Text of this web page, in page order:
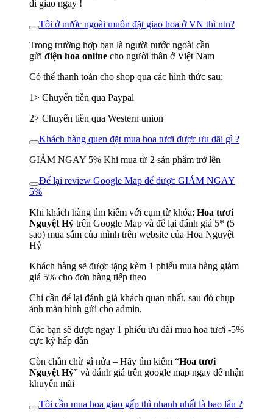
đi giao ngay !
Tôi ở nước ngoài muốn đặt giao hoa ở VN thì ntn?
Trong trường hợp bạn là người nước ngoài cần
gửi điện hoa online cho người thân ở Việt Nam
Có thể thanh toán cho shop qua các hình thức sau:
1> Chuyển tiền qua Paypal
2> Chuyển tiền qua Western union
Khách hàng quen đặt mua hoa tươi được ưu dãi gì ?
GIẢM NGAY 5% Khi mua từ 2 sản phẩm trở lên
Để lại review Google Map để được GIẢM NGAY
5%
Khi khách hàng tìm kiếm với cụm từ khóa: Hoa tươi
Nguyệt Hỷ trên Google Map và để lại đánh giá 5* (5
sao) mua sắm của mình trên website của Hoa Nguyệt
Hỷ
Khách hàng sẽ được tặng kèm 1 phiếu mua hàng giảm
giá 5% cho đơn hàng tiếp theo
Chỉ cần để lại đánh giá khách quan nhất, sau đó chụp
ảnh màn hình gửi cho admin.
Các bạn sẽ được ngay 1 phiếu ưu đãi mua hoa tươi -5%
cực kỳ hấp dẫn
Còn chần chừ gì nửa – Hãy tìm kiếm “Hoa tươi
Nguyệt Hỷ” và đánh giá trên google map ngay để nhận
khuyến mãi
Tôi cần mua hoa giao gấp thì nhanh nhất là bao lâu ?